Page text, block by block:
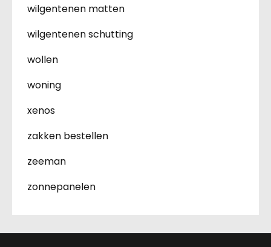
wilgentenen matten
wilgentenen schutting
wollen
woning
xenos
zakken bestellen
zeeman
zonnepanelen